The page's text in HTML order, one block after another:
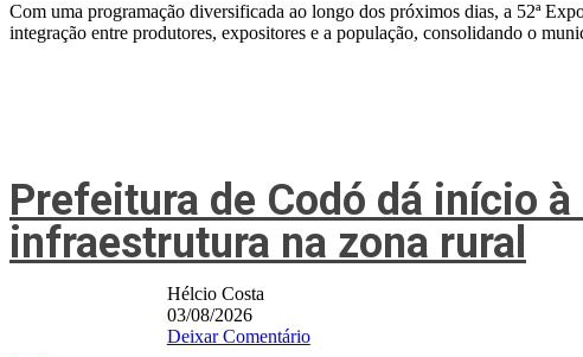
Com uma programação diversificada ao longo dos próximos dias, a 52ª
integração entre produtores, expositores e a população, consolidando o
Prefeitura de Codó dá início
infraestrutura na zona rural
Hélcio Costa
03/08/2026
Deixar Comentário